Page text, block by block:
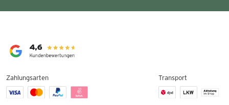
Zahlungsarten Transport